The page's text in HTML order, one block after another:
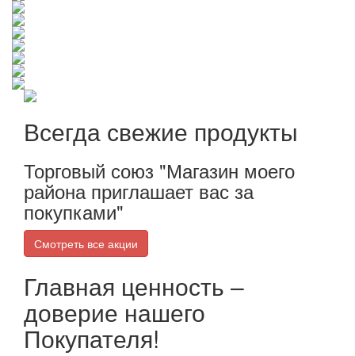
Всегда свежие продукты
Торговый союз "Магазин моего
района приглашает вас за
покупками"
Смотреть все акции
Главная ценность –
доверие нашего
Покупателя!